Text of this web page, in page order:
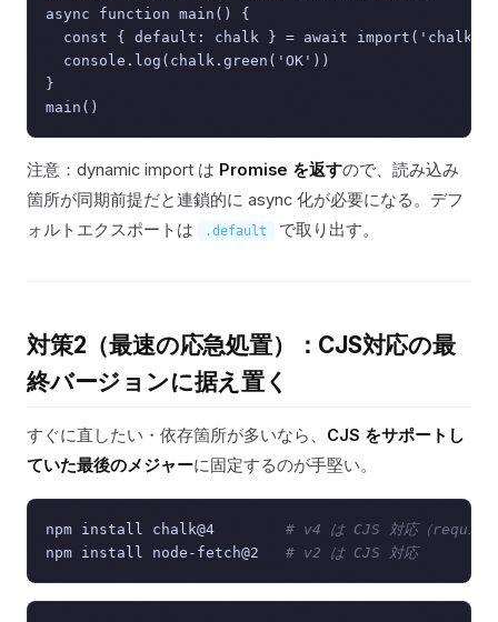
async function main() {
  const { default: chalk } = await import('chalk')
  console.log(chalk.green('OK'))
}
注意：dynamic import は Promise を返すので、読み込み
箇所が同期前提だと連鎖的に async 化が必要になる。デフ
ォルトエクスポートは
.default で取り出す。
対策2（最速の応急処置）：CJS対応の最
終バージョンに据え置く
すぐに直したい・依存箇所が多いなら、 CJS をサポートし
ていた最後のメジャーに固定するのが手堅い。
npm install chalk@4 # v4 は CJS 対応（require
npm install node-fetch@2 # v2 は CJS 対応